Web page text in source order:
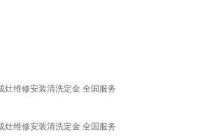
灶维修安装清洗定金 全国服务
灶维修安装清洗定金 全国服务